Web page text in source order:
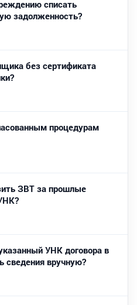
списать
задолженность?
без сертификата
процедурам
ЗВТ за прошлые
УНК договора в
сведения вручную?